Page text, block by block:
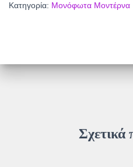
ποσότητα
Κατηγορία: Μονόφωτα Μοντέρνα
Σχετικά